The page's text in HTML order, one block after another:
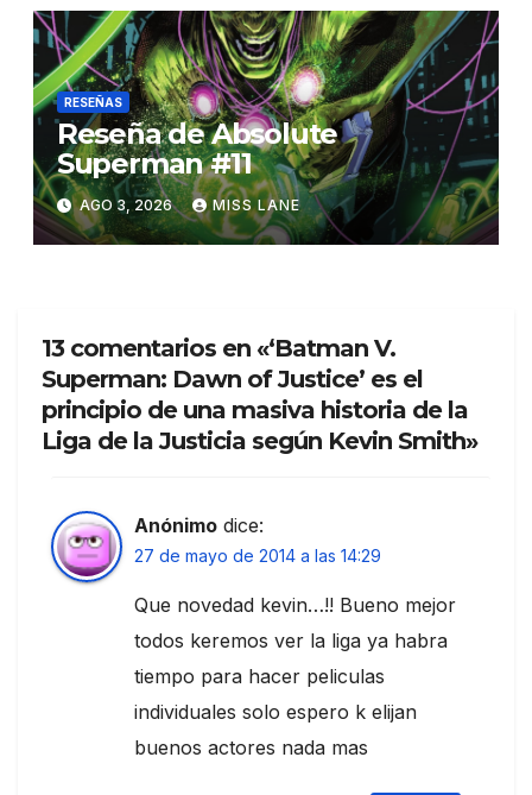
RESEÑAS
Reseña de Absolute
Superman #11
AGO 3, 2026 MISS LANE
13 comentarios en «‘Batman V.
Superman: Dawn of Justice’ es el
principio de una masiva historia de la
Liga de la Justicia según Kevin Smith»
Anónimo dice:
27 de mayo de 2014 a las 14:29
Que novedad kevin…!! Bueno mejor
todos keremos ver la liga ya habra
tiempo para hacer peliculas
individuales solo espero k elijan
buenos actores nada mas